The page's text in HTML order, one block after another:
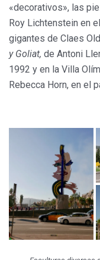
«decorativos», las
Roy Lichtenstein en
gigantes de Claes
y Goliat, de Antoni
1992 y en la Villa
Rebecca Horn, en el